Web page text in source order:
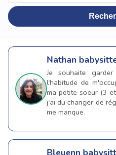
Nathan
Je souhaite
l'habitude de
ma petite soeur (3
j'ai du changer de
me manque.